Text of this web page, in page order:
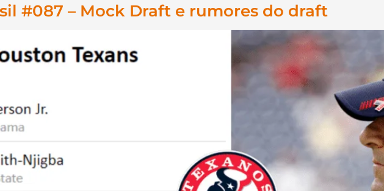
#087 – Mock Draft e rumores do draft